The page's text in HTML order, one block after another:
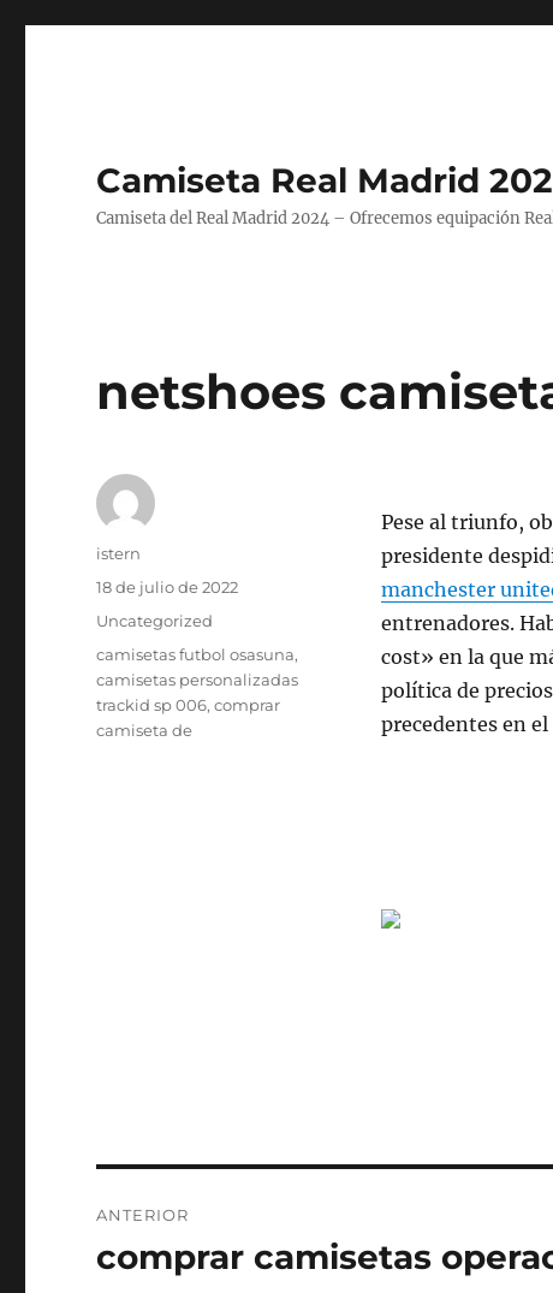
Camiseta Real Madrid
Camiseta del Real Madrid 2024 – Ofrecemos equipación
netshoes
Pese al triunfo,
presidente
manchester
entrenadores.
cost» en la que
política de
precedentes en
Autor
istern
Publicado
18 de julio de 2022
Categorías
Uncategorized
Etiquetas
camisetas futbol osasuna,
camisetas personalizadas
trackid sp 006,comprar
camiseta de
de
ANTERIOR
Entrada
comprar camisetas